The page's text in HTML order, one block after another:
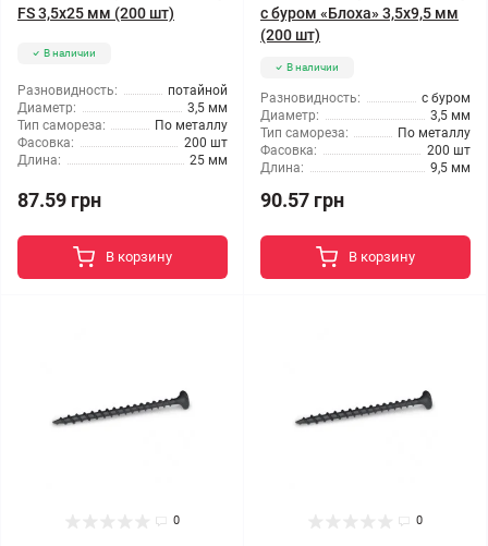
FS 3,5x25 мм (200 шт)
В наличии
Разновидность:
потайной
Диаметр:
3,5 мм
Тип самореза:
По металлу
Фасовка:
200 шт
Длина:
25 мм
87.59 грн
В корзину
с буром «Блоха» 3,5x9,5 мм
(200 шт)
В наличии
Разновидность:
с буром
Диаметр:
3,5 мм
Тип самореза:
По металлу
Фасовка:
200 шт
Длина:
9,5 мм
90.57 грн
В корзину
0 0